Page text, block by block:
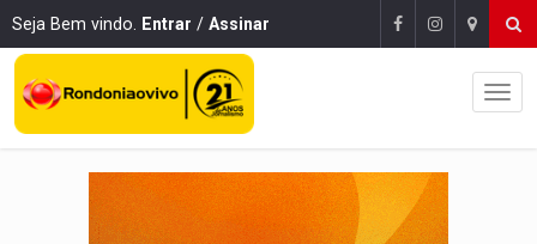
Seja Bem vindo. Entrar / Assinar